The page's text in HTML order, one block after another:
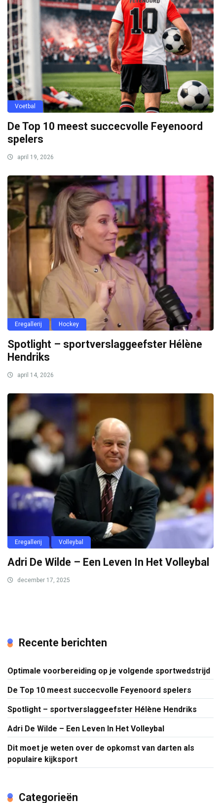
Voetbal
De Top 10 meest succecvolle Feyenoord
spelers
april 19, 2026
Eregallerij Hockey
Spotlight – sportverslaggeefster Hélène
Hendriks
april 14, 2026
Eregallerij Volleybal
Adri De Wilde – Een Leven In Het Volleybal
december 17, 2025
Recente berichten
Optimale voorbereiding op je volgende sportwedstrijd
De Top 10 meest succecvolle Feyenoord spelers
Spotlight – sportverslaggeefster Hélène Hendriks
Adri De Wilde – Een Leven In Het Volleybal
Dit moet je weten over de opkomst van darten als
populaire kijksport
Categorieën